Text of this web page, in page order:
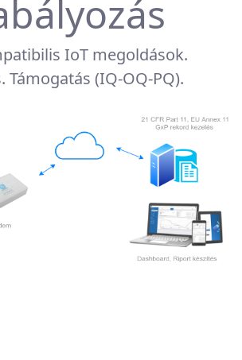
IoT megoldások.
Támogatás (IQ-OQ-PQ).